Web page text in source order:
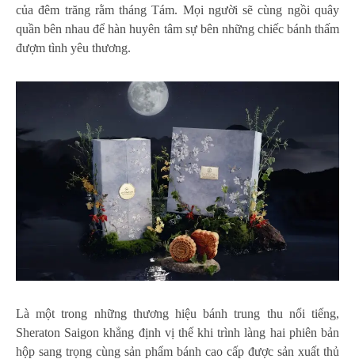
của đêm trăng rằm tháng Tám. Mọi người sẽ cùng ngồi quây
quần bên nhau để hàn huyên tâm sự bên những chiếc bánh thấm
đượm tình yêu thương.
Là một trong những thương hiệu bánh trung thu nổi tiếng,
Sheraton Saigon khẳng định vị thế khi trình làng hai phiên bản
hộp sang trọng cùng sản phẩm bánh cao cấp được sản xuất thủ